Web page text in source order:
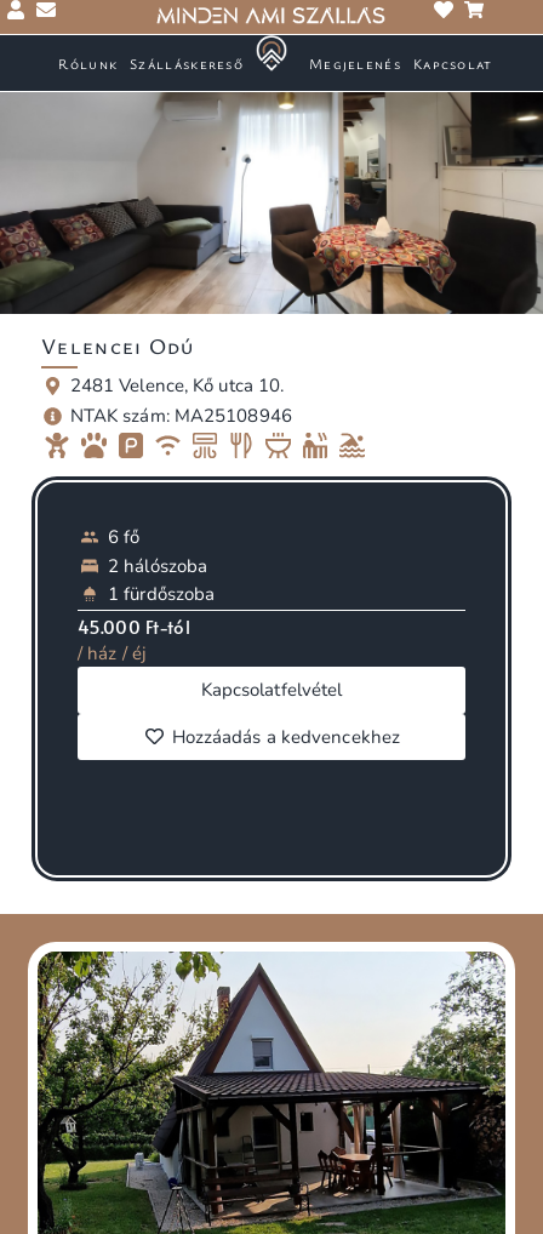
Rólunk Szálláskereső Megjelenés Kapcsolat
Velencei Odú
2481 Velence, Kő utca 10.
NTAK szám: MA25108946
6 fő
2 hálószoba
1 fürdőszoba
45.000 Ft-tól
/ ház / éj
Kapcsolatfelvétel
Hozzáadás a kedvencekhez